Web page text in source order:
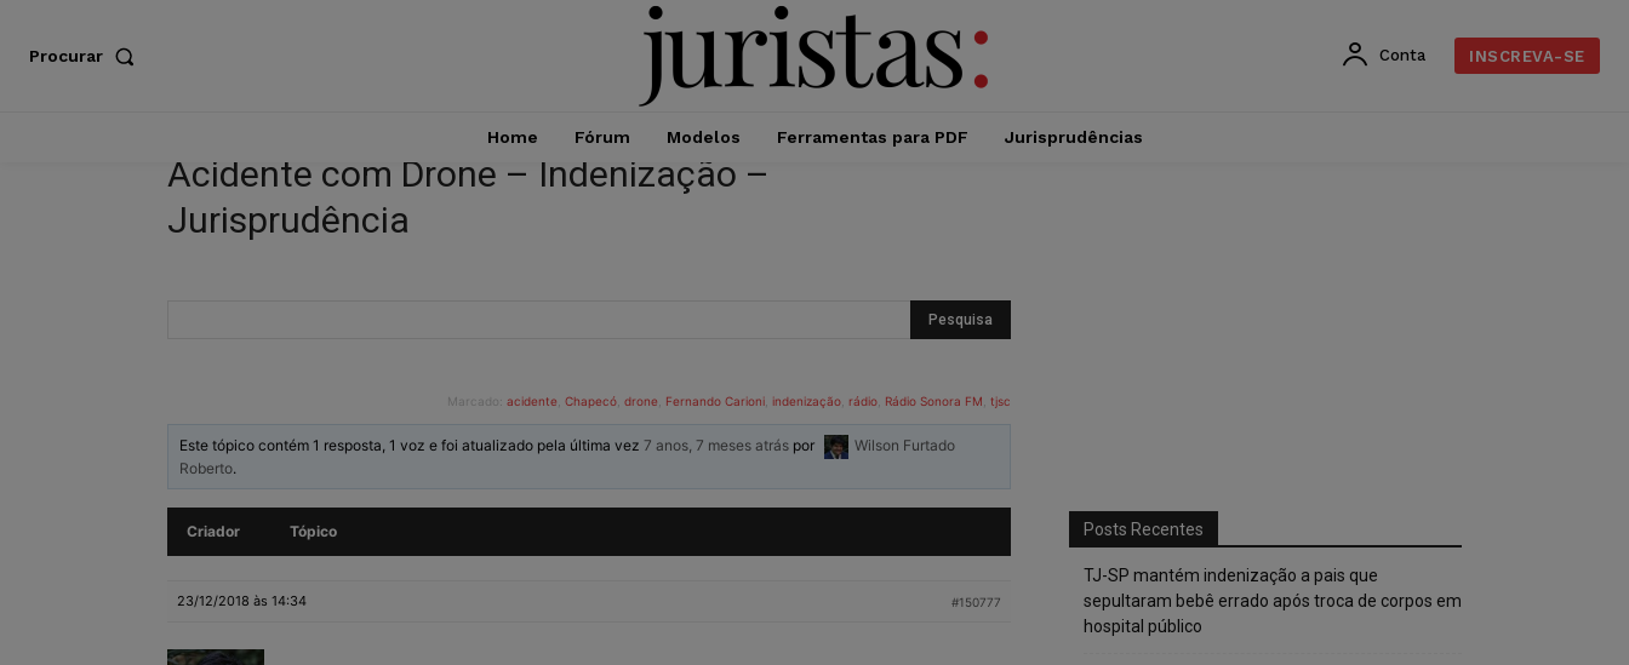
Procurar Conta INSCREVA-SE
Home Fórum Modelos Ferramentas para PDF Jurisprudências
Acidente com Drone – Indenização –
Jurisprudência
Marcado: acidente Chapecó drone Fernando Carioni indenização rádio Rádio Sonora FM tjsc
Este tópico contém 1 resposta, 1 voz e foi atualizado pela última vez7 anos, 7 meses atrás por
Wilson Furtado
Roberto.
Criador Tópico
23/12/2018 às 14:34 #150777
Posts Recentes
TJ-SP mantém indenização a pais que
sepultaram bebê errado após troca de corpos em
hospital público